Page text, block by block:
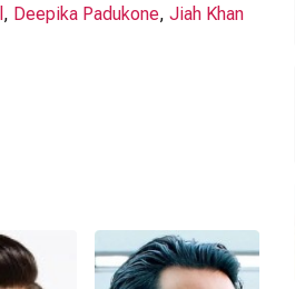
, Deepika Padukone, Jiah Khan